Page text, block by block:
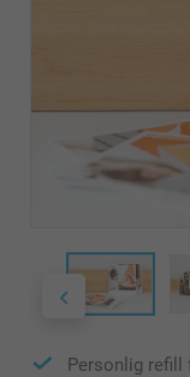
Personlig refill